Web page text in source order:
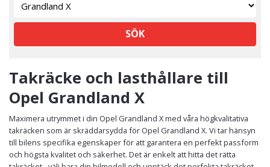
SÖK
Takräcke och lasthållare till
Opel Grandland X
Maximera utrymmet i din Opel Grandland X med våra högkvalitativa
takräcken som är skräddarsydda för Opel Grandland X. Vi tar hänsyn
till bilens specifika egenskaper för att garantera en perfekt passform
och högsta kvalitet och säkerhet. Det är enkelt att hitta det rätta